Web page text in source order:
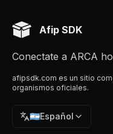
Afip SDK
Conectate a ARCA
afipsdk.com es un sitio
organismos oficiales.
🇦🇷Español